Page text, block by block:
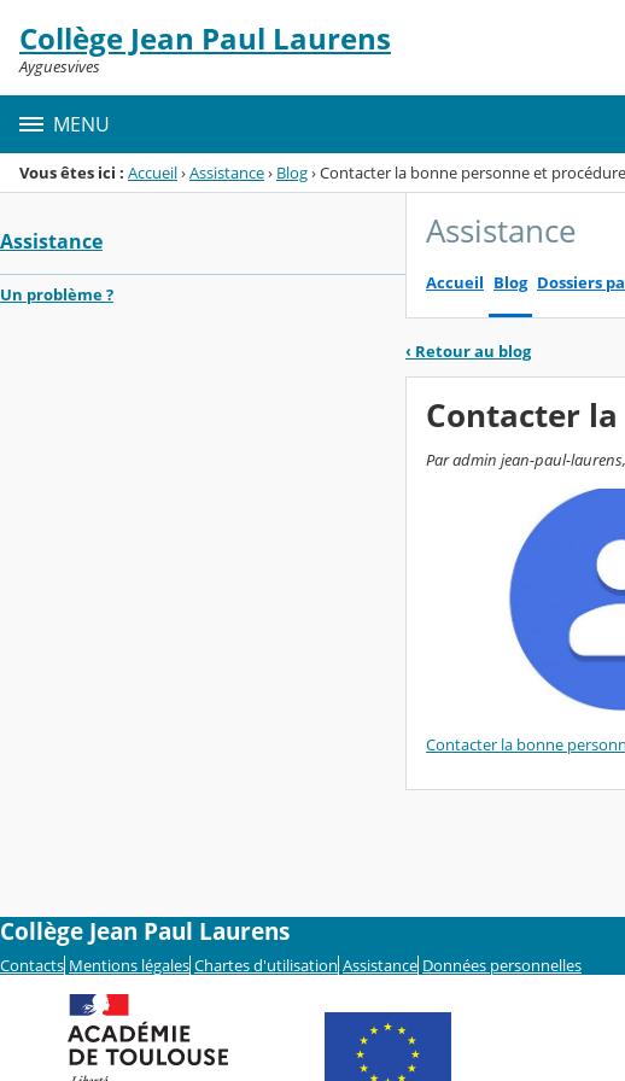
Menu de la rubrique
Contenu
Collège Jean Paul Laurens
Ayguesvives
MENU
Vous êtes ici : Accueil›Assistance› Blog›Contacter la bonne personne et procédure
Assistance
Un problème ?
Assistance
Accueil Blog Dossiers
‹ Retour au blog
Contacter
Par admin jean-paul-
Contacter la bonne
Collège Jean Paul Laurens
Contacts Mentions légales Chartes d'utilisation Assistance Données personnelles